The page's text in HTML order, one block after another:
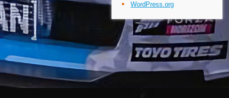
WordPress.org